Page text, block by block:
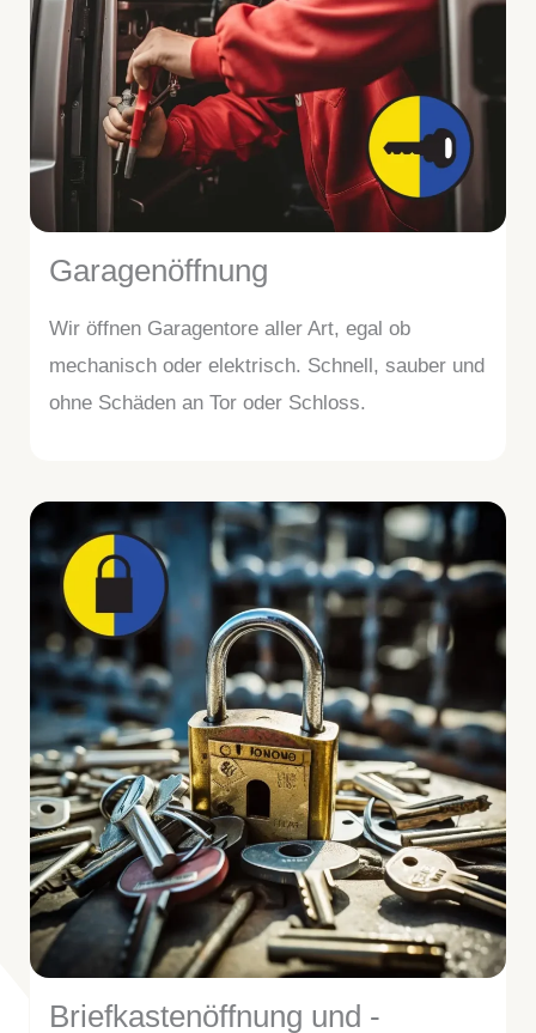
Garagenöffnung
Wir öffnen Garagentore aller Art, egal ob
mechanisch oder elektrisch. Schnell, sauber und
ohne Schäden an Tor oder Schloss.
Briefkastenöffnung und -